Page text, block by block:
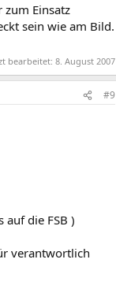
zum Einsatz
sein wie am Bild.
bearbeitet: 8. August 2007
#9
die FSB )
verantwortlich